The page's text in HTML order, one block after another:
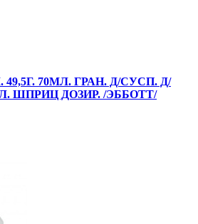
70МЛ. ГРАН. Д/СУСП. Д/
ШПРИЦ ДОЗИР. /ЭББОТТ/